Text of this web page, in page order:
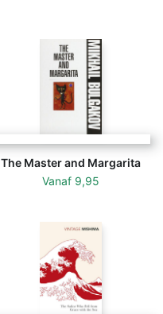
The Master and Margarita
Vanaf 9,95